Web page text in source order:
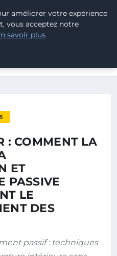
LA
: COMMENT LA
ET
PASSIVE
LE
DES
passif : techniques
améliorer votre expérience
vous acceptez notre
savoir plus